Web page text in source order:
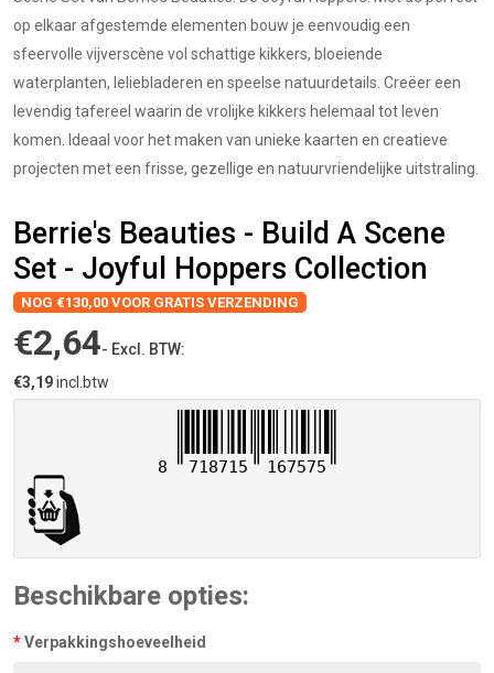
op elkaar afgestemde elementen bouw je eenvoudig een
sfeervolle vijverscène vol schattige kikkers, bloeiende
waterplanten, leliebladeren en speelse natuurdetails. Creëer een
levendig tafereel waarin de vrolijke kikkers helemaal tot leven
komen. Ideaal voor het maken van unieke kaarten en creatieve
projecten met een frisse, gezellige en natuurvriendelijke uitstraling.
Berrie's Beauties - Build A Scene
Set - Joyful Hoppers Collection
NOG €130,00 VOOR GRATIS VERZENDING
€2,64- Excl. BTW:
€3,19incl.btw
8 718715 167575
Beschikbare opties:
Verpakkingshoeveelheid